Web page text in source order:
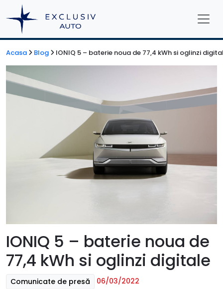
Acasa Blog IONIQ 5 – baterie noua de 77,4 kWh si oglinzi
IONIQ 5 – baterie noua de
77,4 kWh si oglinzi digitale
Comunicate de presă 06/03/2022